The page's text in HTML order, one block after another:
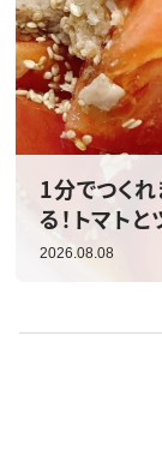
1分でつく
る！トマト
2026.08.08